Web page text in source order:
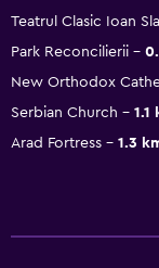
Teatrul Clasic Ioan
Park Reconcilierii
New Orthodox
Serbian Church
1.1
Arad Fortress
1.3